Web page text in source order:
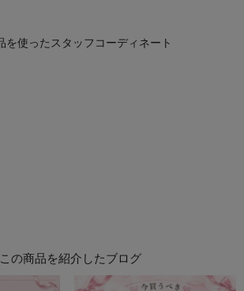
この商品を紹介したブログ